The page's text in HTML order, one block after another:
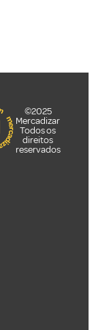
©2025
Mercadizar
Todos os
direitos
reservados